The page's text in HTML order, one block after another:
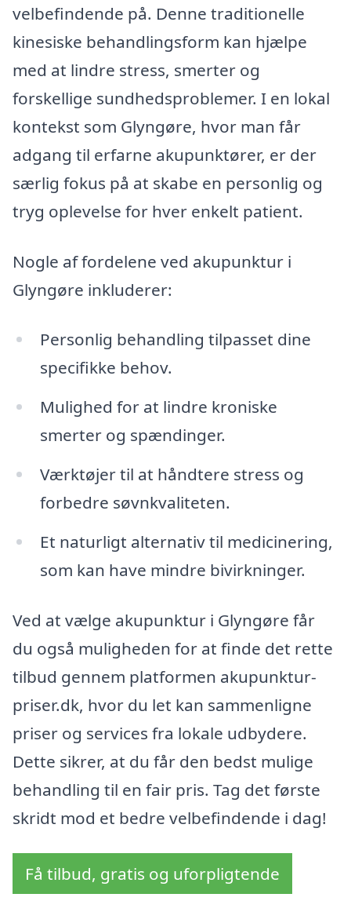
velbefindende på. Denne traditionelle
kinesiske behandlingsform kan hjælpe
med at lindre stress, smerter og
forskellige sundhedsproblemer. I en lokal
kontekst som Glyngøre, hvor man får
adgang til erfarne akupunktører, er der
særlig fokus på at skabe en personlig og
tryg oplevelse for hver enkelt patient.
Nogle af fordelene ved akupunktur i
Glyngøre inkluderer:
Personlig behandling tilpasset dine
specifikke behov.
Mulighed for at lindre kroniske
smerter og spændinger.
Værktøjer til at håndtere stress og
forbedre søvnkvaliteten.
Et naturligt alternativ til medicinering,
som kan have mindre bivirkninger.
Ved at vælge akupunktur i Glyngøre får
du også muligheden for at finde det rette
tilbud gennem platformen akupunktur-
priser.dk, hvor du let kan sammenligne
priser og services fra lokale udbydere.
Dette sikrer, at du får den bedst mulige
behandling til en fair pris. Tag det første
skridt mod et bedre velbefindende i dag!
Få tilbud, gratis og uforpligtende